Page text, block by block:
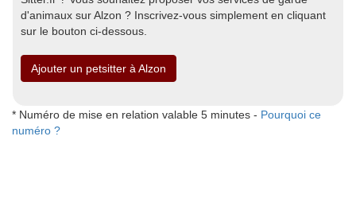
d'animaux sur Alzon ? Inscrivez-vous simplement en cliquant
sur le bouton ci-dessous.
Ajouter un petsitter à Alzon
* Numéro de mise en relation valable 5 minutes - Pourquoi ce
numéro ?